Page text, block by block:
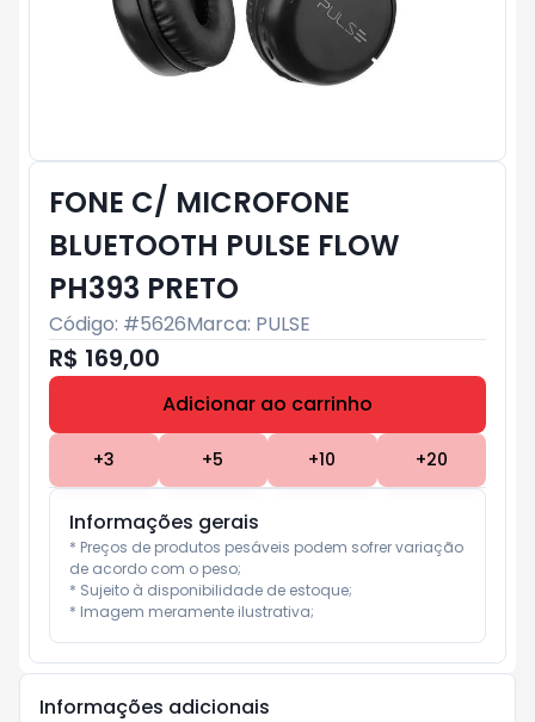
FONE C/ MICROFONE
BLUETOOTH PULSE FLOW
PH393 PRETO
Código: #5626Marca: PULSE
R$ 169,00
Adicionar ao carrinho
+3 +5 +10 +20
Informações gerais
* Preços de produtos pesáveis podem sofrer variação
de acordo com o peso;
* Sujeito à disponibilidade de estoque;
* Imagem meramente ilustrativa;
Informações adicionais